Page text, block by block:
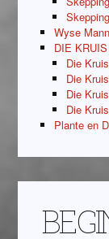
Wyse
DIE
Die
Die
Die
Die
Plante en